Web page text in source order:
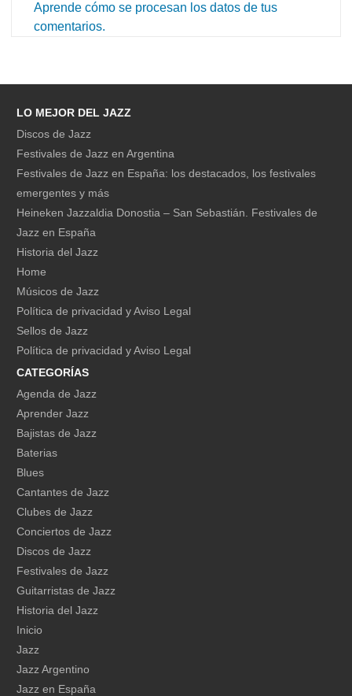
Aprende cómo se procesan los datos de tus
comentarios.
LO MEJOR DEL JAZZ
Discos de Jazz
Festivales de Jazz en Argentina
Festivales de Jazz en España: los destacados, los festivales
emergentes y más
Heineken Jazzaldia Donostia – San Sebastián. Festivales de
Jazz en España
Historia del Jazz
Home
Músicos de Jazz
Política de privacidad y Aviso Legal
Sellos de Jazz
Política de privacidad y Aviso Legal
CATEGORÍAS
Agenda de Jazz
Aprender Jazz
Bajistas de Jazz
Baterias
Blues
Cantantes de Jazz
Clubes de Jazz
Conciertos de Jazz
Discos de Jazz
Festivales de Jazz
Guitarristas de Jazz
Historia del Jazz
Inicio
Jazz
Jazz Argentino
Jazz en España